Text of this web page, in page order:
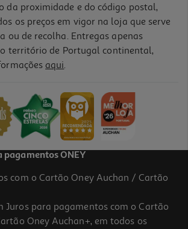
da proximidade e do código postal,
os preços em vigor na loja que serve
ou de recolha. Entregas apenas
território de Portugal continental,
aqui.
pagamentos ONEY
com o Cartão Oney Auchan / Cartão
Juros para pagamentos com o Cartão
Oney Auchan+, em todos os